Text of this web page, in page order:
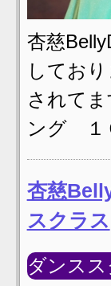
杏慈
してお
されて
ング １
杏慈
スクラス
ダンス